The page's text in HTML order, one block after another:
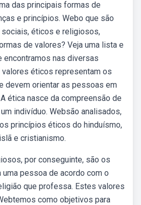
das principais formas de
e princípios. Webo que são
éticos e religiosos,
de valores? Veja uma lista e
encontramos nas diversas
éticos representam os
devem orientar as pessoas em
ética nasce da compreensão de
indivíduo. Websão analisados,
princípios éticos do hinduísmo,
e cristianismo.
por conseguinte, são os
pessoa de acordo com o
que professa. Estes valores
como objetivos para